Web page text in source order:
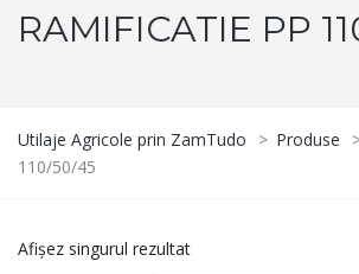
RAMIFICATIE PP
Utilaje Agricole prin ZamTudo > Produse
110/50/45
Afișez singurul rezultat